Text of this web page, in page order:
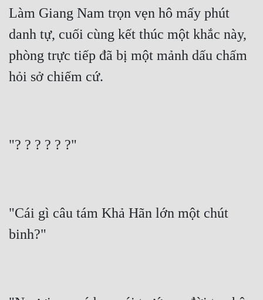
Làm Giang Nam trọn vẹn hô mấy phút
danh tự, cuối cùng kết thúc một khắc này,
phòng trực tiếp đã bị một mảnh dấu chấm
hỏi sở chiếm cứ.
"? ? ? ? ? ?"
"Cái gì câu tám Khả Hãn lớn một chút
binh?"